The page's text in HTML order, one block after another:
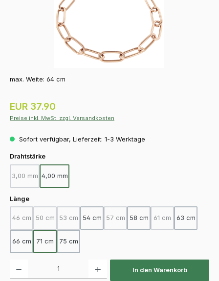
max. Weite: 64 cm
Regulärer Preis:
EUR 37.90
Preise inkl. MwSt. zzgl. Versandkosten
Sofort verfügbar, Lieferzeit: 1-3 Werktage
Drahtstärkeauswählen
3,00 mm
(Diese Option ist zurzeit nicht verfügbar.)
4,00 mm
Längeauswählen
46 cm
(Diese Option ist zurzeit nicht verfügbar.)
50 cm
(Diese Option ist zurzeit nicht verfügbar.)
53 cm
(Diese Option ist zurzeit nicht verfügbar.)
54 cm 57 cm
(Diese Option ist zurzeit nicht
58 cm 61 cm
(Diese Option ist
63 cm
66 cm 71 cm 75 cm
In den Warenkorb